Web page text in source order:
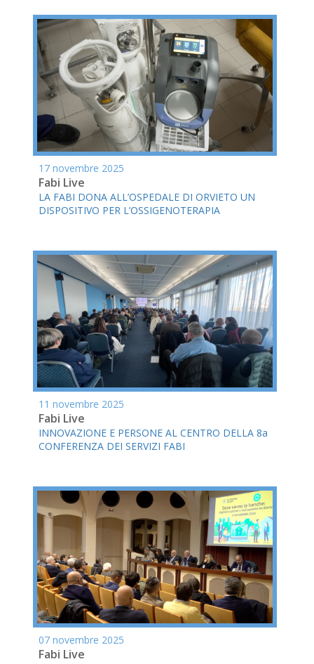
17 novembre 2025
Fabi Live
LA FABI DONA ALL’OSPEDALE DI ORVIETO UN
DISPOSITIVO PER L’OSSIGENOTERAPIA
11 novembre 2025
Fabi Live
INNOVAZIONE E PERSONE AL CENTRO DELLA 8a
CONFERENZA DEI SERVIZI FABI
07 novembre 2025
Fabi Live